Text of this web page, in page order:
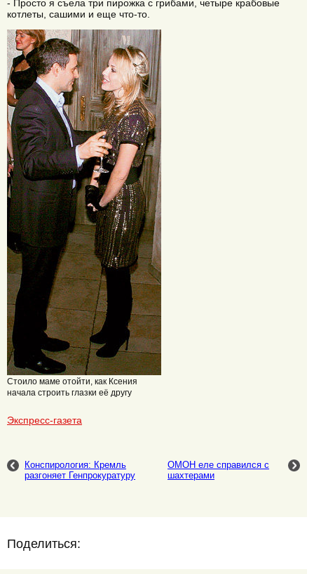
- Просто я съела три пирожка с грибами, четыре крабовые
котлеты, сашими и еще что-то.
Стоило маме отойти, как Ксения
начала строить глазки её другу
Экспресс-газета
Конспирология: Кремль
разгоняет Генпрокуратуру
ОМОН еле справился с
шахтерами
Поделиться: